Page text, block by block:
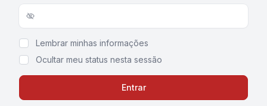
Show/hide password
Lembrar minhas informações
Ocultar meu status nesta sessão